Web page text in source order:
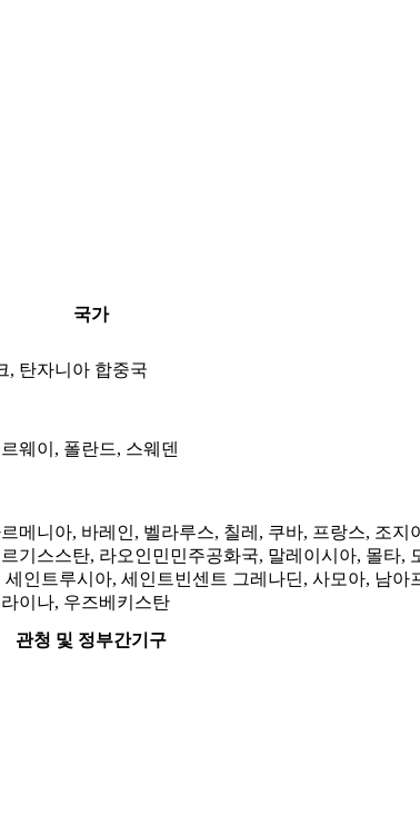
국가
, 탄자니아 합중국
웨이, 폴란드, 스웨덴
메니아, 바레인, 벨라루스, 칠레, 쿠바, 프랑스, 조
기스스탄, 라오인민민주공화국, 말레이시아, 몰타,
세인트루시아, 세인트빈센트 그레나딘, 사모아, 남아
이나, 우즈베키스탄
관청 및 정부간기구